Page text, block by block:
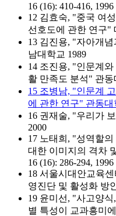
16 (16): 410-416, 1996
12 김효숙, "중국 여
선호도에 관한 연구"
13 김진용, "자아개
남대학교 1989
14 조진용, "인문계
활 만족도 분석" 관동
15 조병남, "인문계
에 관한 연구" 관동대
16 권재술, "우리가
2000
17 노태희, "성역할
대한 이미지의 격차
16 (16): 286-294, 1996
18 서울시대안교육
영진단 및 활성화 방
19 윤미선, "사고양
별 특성이 교과흥미